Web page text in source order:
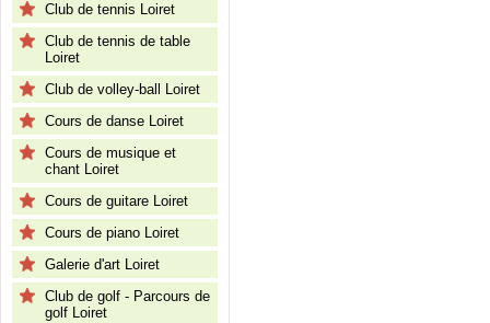
Club de tennis Loiret
Club de tennis de table
Loiret
Club de volley-ball Loiret
Cours de danse Loiret
Cours de musique et
chant Loiret
Cours de guitare Loiret
Cours de piano Loiret
Galerie d'art Loiret
Club de golf - Parcours de
golf Loiret